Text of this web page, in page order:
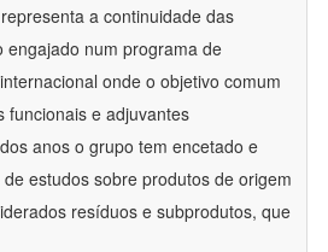
a continuidade das
engajado num programa de
onde o objetivo comum
funcionais e adjuvantes
anos o grupo tem encetado e
estudos sobre produtos de origem
resíduos e subprodutos, que